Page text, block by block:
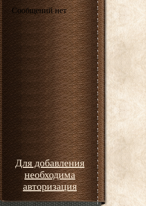
Для добавления
необходима
авторизация